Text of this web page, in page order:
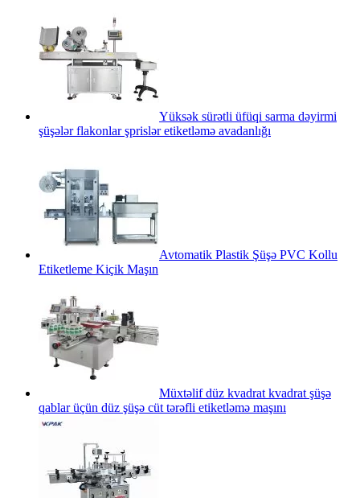
Yüksək sürətli üfüqi sarma dəyirmi
şüşələr flakonlar şprislər etiketləmə avadanlığı
Avtomatik Plastik Şüşə PVC Kollu
Etiketleme Kiçik Maşın
Müxtəlif düz kvadrat kvadrat şüşə
qablar üçün düz şüşə cüt tərəfli etiketləmə maşını